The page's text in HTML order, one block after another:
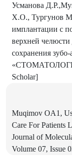
Усманова
Х.О., Тургунов
имплантации с
верхней
сохранения
Scholar]
Muqimov OA1,
Care For Patients
Journal of
Volume 07, Issue